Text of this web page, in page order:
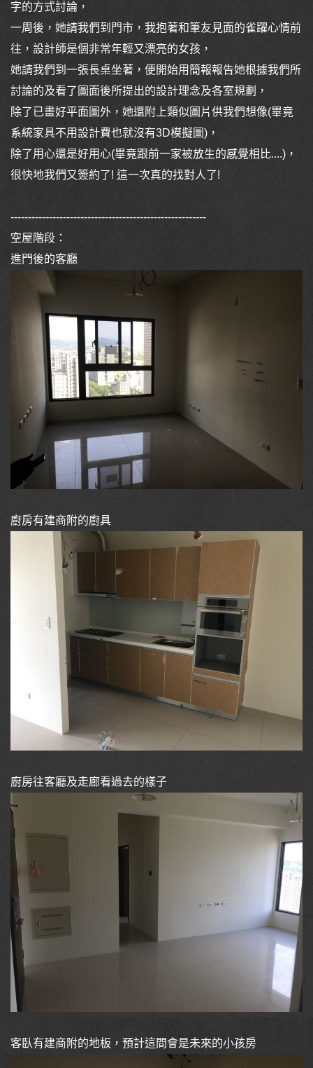
字的方式討論，
一周後，她請我們到門市，我抱著和筆友見面的雀躍心情前
往，設計師是個非常年輕又漂亮的女孩，
她請我們到一張長桌坐著，便開始用簡報報告她根據我們所
討論的及看了圖面後所提出的設計理念及各室規劃，
除了已畫好平面圖外，她還附上類似圖片供我們想像(畢竟
系統家具不用設計費也就沒有3D模擬圖)，
除了用心還是好用心(畢竟跟前一家被放生的感覺相比....)，
很快地我們又簽約了! 這一次真的找對人了!
--------------------------------------------------------
空屋階段：
進門後的客廳
廚房有建商附的廚具
廚房往客廳及走廊看過去的樣子
客臥有建商附的地板，預計這間會是未來的小孩房